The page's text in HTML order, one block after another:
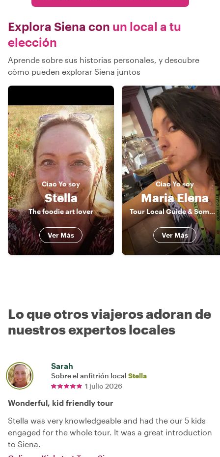
Explora Siena con un local a tu
elección
Aprende sobre sus historias personales, y descubre
cómo pueden explorar Siena juntos
CiaoYo soy
Stella
The foodie art lover
Ver Más
CiaoYo soy
Maria Elena
Tour Local Guide & Sommelier
Ver Más
Lo que otros viajeros adoran de
nuestros expertos locales
Sarah
Sobre el anfitrión local Stella
1 julio 2026
Wonderful, kid friendly tour
Stella was very knowledgeable and had the our 5 kids
engaged for the whole tour. It was a great introduction
to Siena.